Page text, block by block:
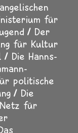
für
Der
für Kultur
Die Hanns-
politische
Die
für